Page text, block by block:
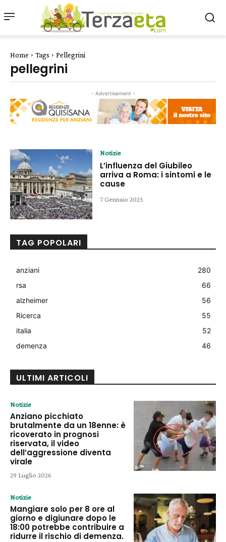
Home Tags Pellegrini
pellegrini
- Advertisement -
Notizie
L’influenza del Giubileo
arriva a Roma: i sintomi e le
cause
7 Gennaio 2025
TAG POPOLARI
anziani
280
rsa
66
alzheimer
56
Ricerca
55
italia
52
demenza
46
ULTIMI ARTICOLI
Notizie
Anziano picchiato
brutalmente da un 18enne: è
ricoverato in prognosi
riservata, il video
dell’aggressione diventa
virale
29 Luglio 2026
Notizie
Mangiare solo per 8 ore al
giorno e digiunare dopo le
18:00 potrebbe contribuire a
ridurre il rischio di demenza.